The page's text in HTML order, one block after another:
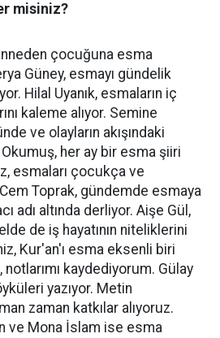
misiniz?
çocuğuna esma
Güney, esmayı gündelik
Hilal Uyanık, esmaların iç
kaleme alıyor. Semine
ve olayların akışındaki
Okumuş, her ay bir esma şiiri
esmaları çocukça ve
Toprak, gündemde esmaya
adı altında derliyor. Aişe Gül,
de iş hayatının niteliklerini
Kur'an'ı esma eksenli biri
kaydediyorum. Gülay
yazıyor. Metin
zaman katkılar alıyoruz.
ve Mona İslam ise esma